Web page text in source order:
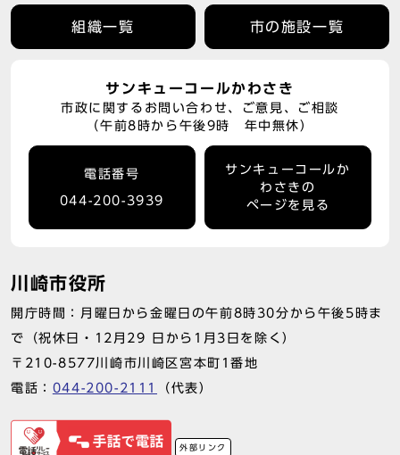
組織一覧 市の施設一覧
サンキューコールかわさき
市政に関するお問い合わせ、ご意見、ご相談
（午前8時から午後9時 年中無休）
電話番号
044-200-3939
サンキューコールか
わさきの
ページを見る
川崎市役所
開庁時間：月曜日から金曜日の午前8時30分から午後5時ま
で（祝休日・12月29 日から1月3日を除く）
〒210-8577川崎市川崎区宮本町1番地
電話： 044-200-2111 （代表）
外部リンク